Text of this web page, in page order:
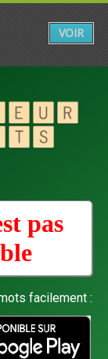
pas
facilement :
VOIR